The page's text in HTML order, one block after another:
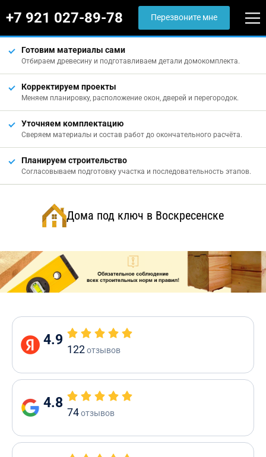
+7 921 027-89-78 Перезвоните мне
Готовим материалы сами
Отбираем древесину и подготавливаем детали домокомплекта.
Корректируем проекты
Меняем планировку, расположение окон, дверей и перегородок.
Уточняем комплектацию
Сверяем материалы и состав работ до окончательного расчёта.
Планируем строительство
Согласовываем подготовку участка и последовательность этапов.
Дома под ключ в Воскресенске
4.9
122отзывов
4.8
74отзывов